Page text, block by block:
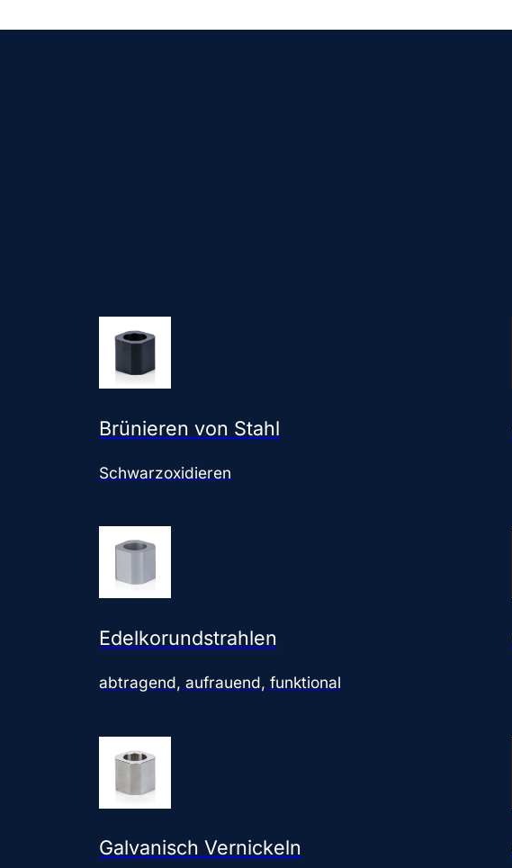
Brünieren von Stahl
Schwarzoxidieren
Edelkorundstrahlen
abtragend, aufrauend, funktional
Galvanisch Vernickeln